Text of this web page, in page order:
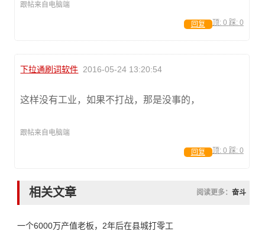
跟帖来自电脑端
顶: 0 踩: 0
回复
下拉通刷词软件 2016-05-24 13:20:54
这样没有工业，如果不打战，那是没事的，
跟帖来自电脑端
顶: 0 踩: 0
回复
相关文章 阅读更多： 奋斗
一个6000万产值老板，2年后在县城打零工